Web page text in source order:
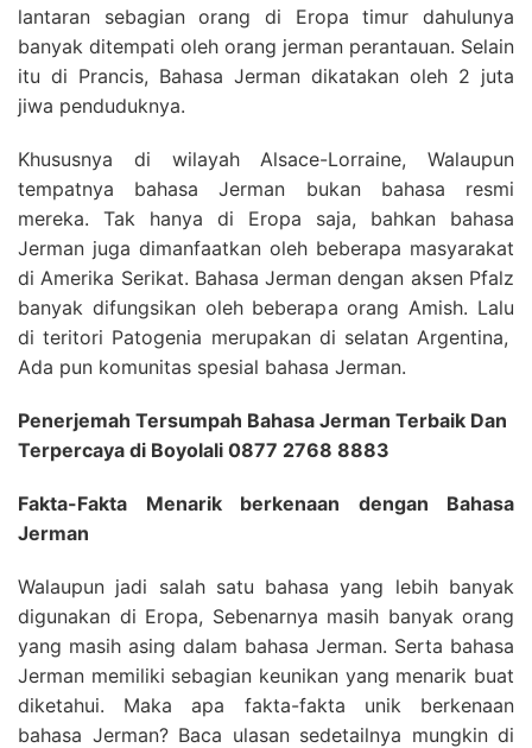
lantaran sebagian orang di Eropa timur dahulunya
banyak ditempati oleh orang jerman perantauan. Selain
itu di Prancis, Bahasa Jerman dikatakan oleh 2 juta
jiwa penduduknya.
Khususnya di wilayah Alsace-Lorraine, Walaupun
tempatnya bahasa Jerman bukan bahasa resmi
mereka. Tak hanya di Eropa saja, bahkan bahasa
Jerman juga dimanfaatkan oleh beberapa masyarakat
di Amerika Serikat. Bahasa Jerman dengan aksen Pfalz
banyak difungsikan oleh beberapa orang Amish. Lalu
di teritori Patogenia merupakan di selatan Argentina,
Ada pun komunitas spesial bahasa Jerman.
Penerjemah Tersumpah Bahasa Jerman Terbaik Dan
Terpercaya di Boyolali 0877 2768 8883
Fakta-Fakta Menarik berkenaan dengan Bahasa
Jerman
Walaupun jadi salah satu bahasa yang lebih banyak
digunakan di Eropa, Sebenarnya masih banyak orang
yang masih asing dalam bahasa Jerman. Serta bahasa
Jerman memiliki sebagian keunikan yang menarik buat
diketahui. Maka apa fakta-fakta unik berkenaan
bahasa Jerman? Baca ulasan sedetailnya mungkin di